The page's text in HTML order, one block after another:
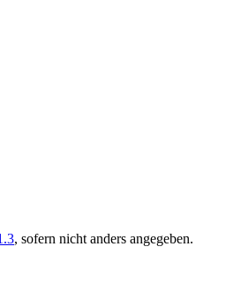
, sofern nicht anders angegeben.